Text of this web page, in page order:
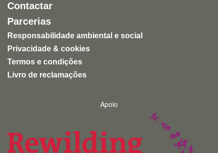
recomendável para quem quer conhecer a natureza
de forma ética e responsável.
Contactar
Parcerias
Responsabilidade ambiental e social
Privacidade & cookies
Termos e condições
Livro de reclamações
Apoio